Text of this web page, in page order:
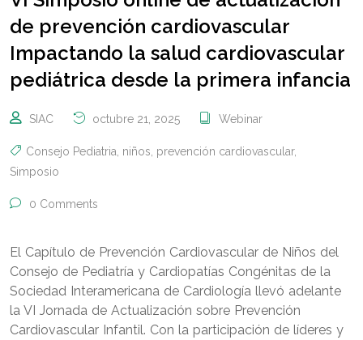
de prevención cardiovascular
Impactando la salud cardiovascular
pediátrica desde la primera infancia
SIAC octubre 21, 2025 Webinar
Consejo Pediatria niños prevención cardiovascular,
Simposio
0 Comments
El Capítulo de Prevención Cardiovascular de Niños del
Consejo de Pediatría y Cardiopatías Congénitas de la
Sociedad Interamericana de Cardiología llevó adelante
la VI Jornada de Actualización sobre Prevención
Cardiovascular Infantil. Con la participación de líderes y